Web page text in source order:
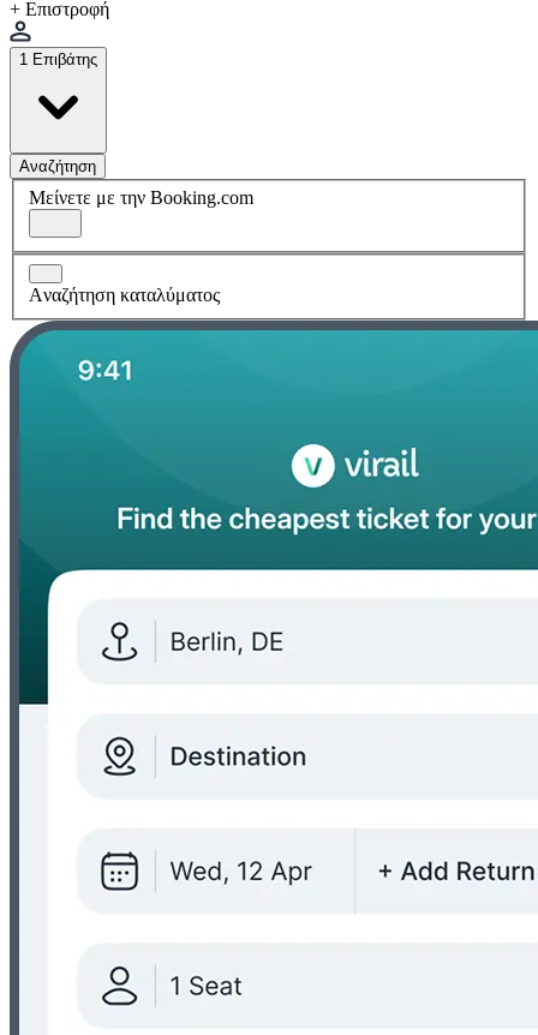
+ Επιστροφή
1 Επιβάτης
Αναζήτηση
Μείνετε με την Booking.com
Aναζήτηση καταλύματος